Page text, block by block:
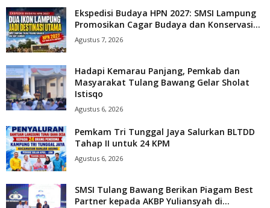
Ekspedisi Budaya HPN 2027: SMSI Lampung
Promosikan Cagar Budaya dan Konservasi...
Agustus 7, 2026
Hadapi Kemarau Panjang, Pemkab dan
Masyarakat Tulang Bawang Gelar Sholat
Istisqo
Agustus 6, 2026
Pemkam Tri Tunggal Jaya Salurkan BLTDD
Tahap II untuk 24 KPM
Agustus 6, 2026
SMSI Tulang Bawang Berikan Piagam Best
Partner kepada AKBP Yuliansyah di...